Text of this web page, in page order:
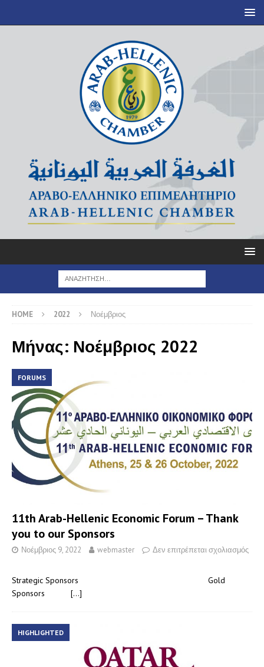
HOME 2022 Νοέμβριος
Μήνας: Νοέμβριος 2022
FORUMS
11th Arab-Hellenic Economic Forum – Thank
you to our Sponsors
Νοέμβριος 9, 2022 webmaster Δεν επιτρέπεται σχολιασμός
Strategic Sponsors Gold
Sponsors […]
HIGHLIGHTED